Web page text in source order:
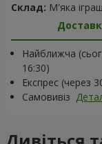
Склад: М'яка
Найближча
16:30)
Експрес (через
Самовивіз